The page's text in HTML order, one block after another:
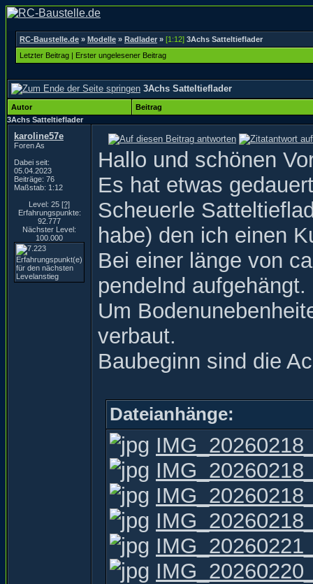
RC-Baustelle.de » Modelle » Radlader » [1:12] 3Achs Satteltieflader
Letzter Beitrag | Erster ungelesener Beitrag
3Achs Satteltieflader
Autor
Beitrag
3Achs Satteltieflader
karoline57e
Foren As
Dabei seit:
05.04.2023
Beiträge: 76
Maßstab: 1:12
Level: 25 [?]
Erfahrungspunkte:
92.777
Nächster Level:
100.000
Hallo und schönen
Es hat etwas
Scheuerle
habe) den ich einen
Bei einer länge von
pendelnd aufgehängt.
Um
verbaut.
Baubeginn sind die
Dateianhänge: